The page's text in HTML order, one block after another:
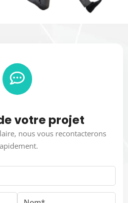
votre projet
nous vous recontacterons